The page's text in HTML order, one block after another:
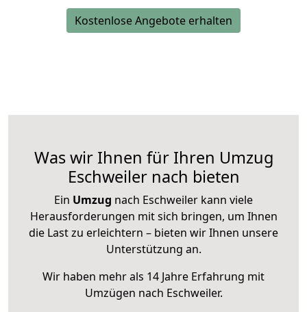
Kostenlose Angebote erhalten
Was wir Ihnen für Ihren Umzug
Eschweiler nach bieten
Ein Umzug nach Eschweiler kann viele
Herausforderungen mit sich bringen, um Ihnen
die Last zu erleichtern – bieten wir Ihnen unsere
Unterstützung an.
Wir haben mehr als 14 Jahre Erfahrung mit
Umzügen nach Eschweiler.